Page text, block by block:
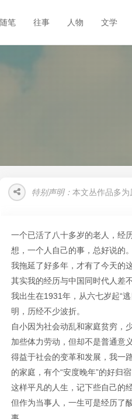
随笔 往事 人物 文学
特别声明： 本文丛作品多为
一个已活了八十多岁的老人，经
想，一个人自己的事，总好说的
我拖延了好多年，才有了今天的
其实我的经历与中国同时代人差不
我出生在1931年，从六七岁起“
明，历经不少波折。
自小因为社会动乱和家庭贫穷，
加些体力劳动，但却不是普通意
得益于社会的变革和发展，我一
的家庭，有个“安度晚年”的好归宿
这样平凡的人生，记下些自己的
但作为当事人，一生可是经历了